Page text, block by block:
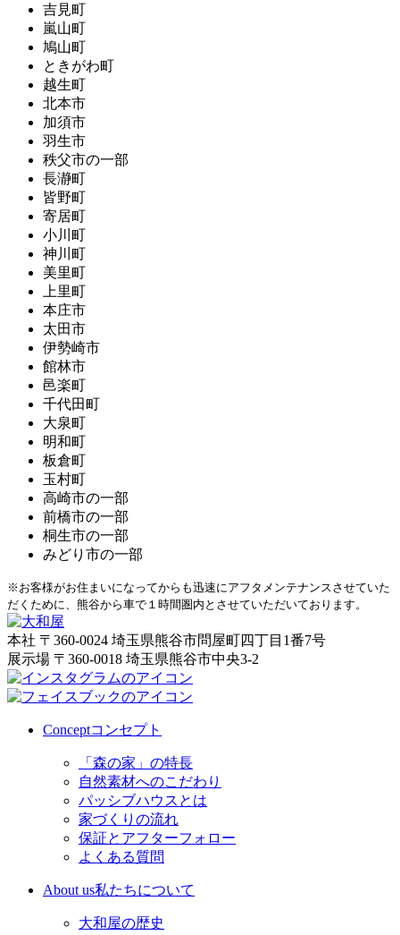
吉見町
嵐山町
鳩山町
ときがわ町
越生町
北本市
加須市
羽生市
秩父市の一部
長瀞町
皆野町
寄居町
小川町
神川町
美里町
上里町
本庄市
太田市
伊勢崎市
館林市
邑楽町
千代田町
大泉町
明和町
板倉町
玉村町
高崎市の一部
前橋市の一部
桐生市の一部
みどり市の一部
※お客様がお住まいになってからも迅速にアフタメンテナンスさせていた
だくために、熊谷から車で１時間圏内とさせていただいております。
本社 〒360-0024 埼玉県熊谷市問屋町四丁目1番7号
展示場 〒360-0018 埼玉県熊谷市中央3-2
Conceptコンセプト
「森の家」の特長
自然素材へのこだわり
パッシブハウスとは
家づくりの流れ
保証とアフターフォロー
よくある質問
About us私たちについて
大和屋の歴史